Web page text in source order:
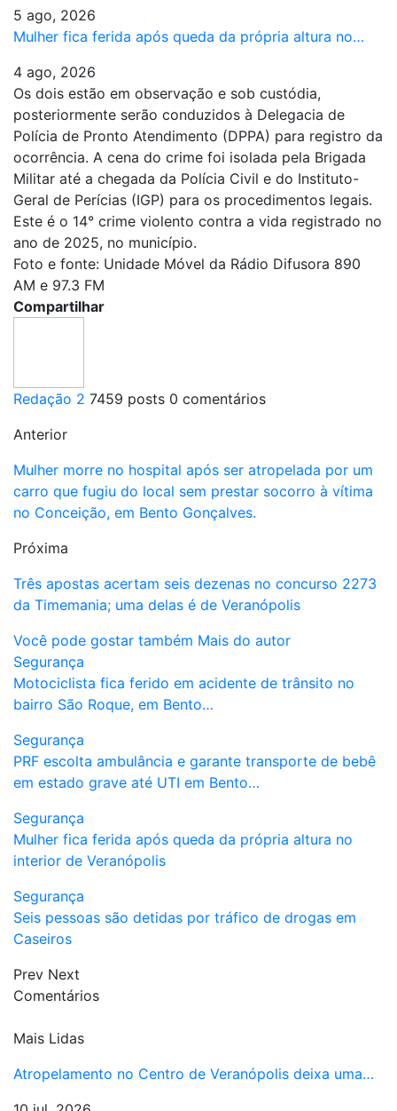
5 ago, 2026
Mulher fica ferida após queda da própria altura no…
4 ago, 2026
Os dois estão em observação e sob custódia,
posteriormente serão conduzidos à Delegacia de
Polícia de Pronto Atendimento (DPPA) para registro da
ocorrência. A cena do crime foi isolada pela Brigada
Militar até a chegada da Polícia Civil e do Instituto-
Geral de Perícias (IGP) para os procedimentos legais.
Este é o 14° crime violento contra a vida registrado no
ano de 2025, no município.
Foto e fonte: Unidade Móvel da Rádio Difusora 890
AM e 97.3 FM
Compartilhar
Redação 2 7459 posts 0 comentários
Anterior
Mulher morre no hospital após ser atropelada por um
carro que fugiu do local sem prestar socorro à vítima
no Conceição, em Bento Gonçalves.
Próxima
Três apostas acertam seis dezenas no concurso 2273
da Timemania; uma delas é de Veranópolis
Você pode gostar também Mais do autor
Segurança
Motociclista fica ferido em acidente de trânsito no
bairro São Roque, em Bento…
Segurança
PRF escolta ambulância e garante transporte de bebê
em estado grave até UTI em Bento…
Segurança
Mulher fica ferida após queda da própria altura no
interior de Veranópolis
Segurança
Seis pessoas são detidas por tráfico de drogas em
Caseiros
Prev Next
Comentários
Mais Lidas
Atropelamento no Centro de Veranópolis deixa uma…